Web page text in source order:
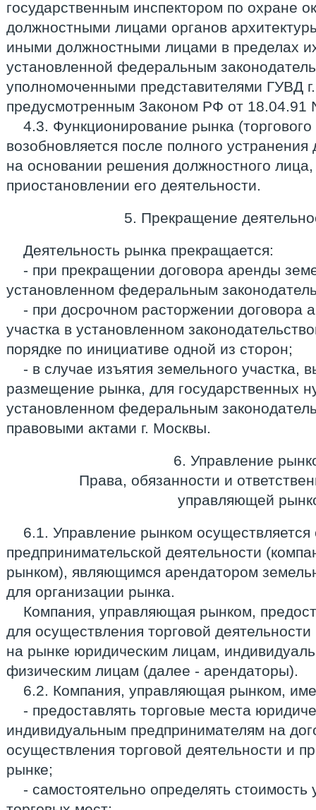
государственным инспектором по охране
должностными лицами органов
иными должностными лицами в пределах
установленной федеральным
уполномоченными представителями ГУВД
предусмотренным Законом РФ от 18.04.91
4.3. Функционирование рынка
возобновляется после полного
на основании решения должностного
приостановлении его деятельности.
5. Прекращение
Деятельность рынка прекращается:
- при прекращении договора аренды
установленном федеральным
- при досрочном расторжении договора
участка в установленном
порядке по инициативе одной из сторон;
- в случае изъятия земельного участка,
размещение рынка, для государственных
установленном федеральным
правовыми актами г. Москвы.
6. Управление
Права, обязанности и
управляющей
6.1. Управление рынком осуществляется
предпринимательской деятельности
рынком), являющимся арендатором
для организации рынка.
Компания, управляющая рынком,
для осуществления торговой
на рынке юридическим лицам,
физическим лицам (далее - арендаторы).
6.2. Компания, управляющая рынком,
- предоставлять торговые места
индивидуальным предпринимателям на
осуществления торговой деятельности и
рынке;
- самостоятельно определять